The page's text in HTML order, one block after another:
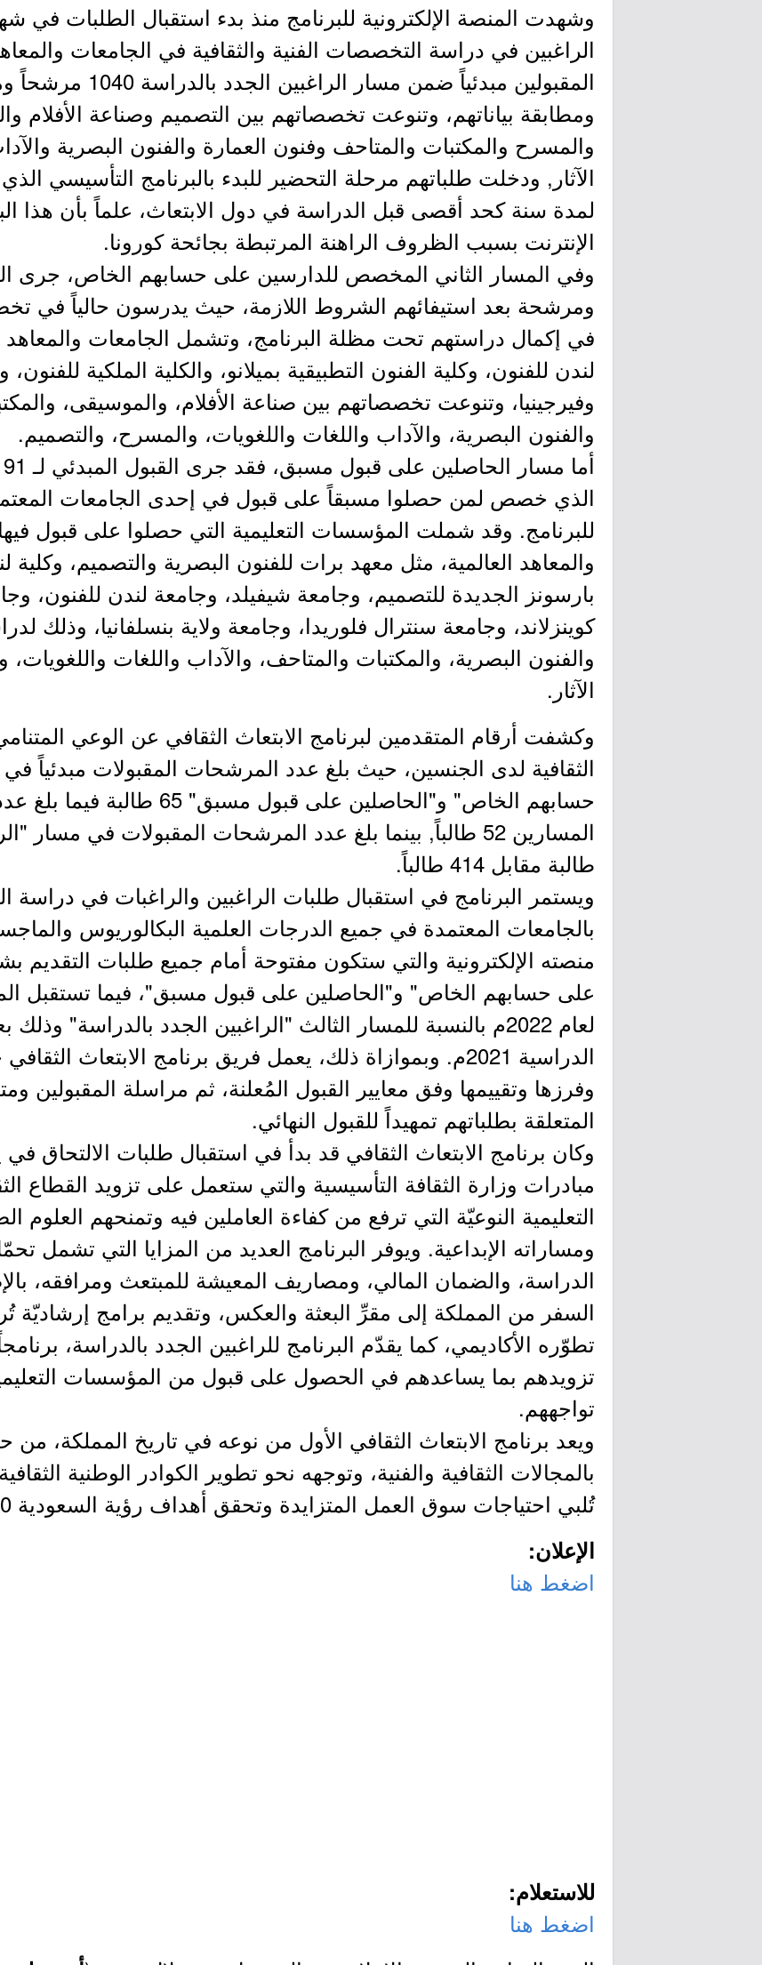
وشهدت المنصة الإلكترونية للبرنامج منذ بدء استقبال الطلبات في
الراغبين في دراسة التخصصات الفنية والثقافية في الجامعات
المقبولين مبدئياً ضمن
ومطابقة بياناتهم، وتنوعت تخصصاتهم بين التصميم وصناعة الأفلام
والمسرح والمكتبات والمتاحف وفنون العمارة والفنون البصرية
الآثار, ودخلت طلباتهم مرحلة التحضير للبدء بالبرنامج التأسيسي
لمدة سنة كحد أقصى قبل الدراسة في دول الابتعاث، علماً بأن هذا
الإنترنت بسبب الظروف الراهنة المرتبطة بجائحة كورونا.
ومرشحة بعد استيفائهم الشروط اللازمة، حيث يدرسون حالياً في
في إكمال دراستهم تحت مظلة البرنامج، وتشمل الجامعات
لندن للفنون، وكلية الفنون التطبيقية بميلانو، والكلية الملكية
وفيرجينيا، وتنوعت تخصصاتهم بين صناعة الأفلام، والموسيقى،
والفنون البصرية، والآداب واللغات واللغويات، والمسرح، والتصميم.
الذي خصص لمن حصلوا مسبقاً على قبول في إحدى الجامعات
للبرنامج. وقد شملت المؤسسات التعليمية التي حصلوا على قبول
والمعاهد العالمية، مثل معهد برات للفنون البصرية والتصميم،
بارسونز الجديدة للتصميم، وجامعة شيفيلد، وجامعة لندن للفنون،
كوينزلاند، وجامعة سنترال فلوريدا، وجامعة ولاية بنسلفانيا، وذلك
والفنون البصرية، والمكتبات والمتاحف، والآداب واللغات
الآثار.
وكشفت أرقام المتقدمين لبرنامج الابتعاث الثقافي عن الوعي
الثقافية لدى الجنسين، حيث بلغ عدد المرشحات المقبولات مبدئياً
حسابهم الخاص" و"الحاصلين على
طالبة مقابل 414 طالباً.
ويستمر البرنامج في استقبال طلبات الراغبين والراغبات في دراسة
بالجامعات المعتمدة في جميع الدرجات العلمية البكالوريوس
منصته الإلكترونية والتي ستكون مفتوحة أمام جميع طلبات
على حسابهم الخاص" و"الحاصلين على قبول مسبق"، فيما تستقبل
لعام 2022م بالنسبة للمسار الثالث "الراغبين الجدد بالدراسة"
الدراسية 2021م. وبموازاة ذلك، يعمل فريق برنامج الابتعاث
وفرزها وتقييمها وفق معايير القبول المُعلنة، ثم مراسلة المقبولين
المتعلقة بطلباتهم تمهيداً للقبول النهائي.
وكان برنامج الابتعاث الثقافي قد بدأ في استقبال طلبات الالتحاق
مبادرات وزارة الثقافة التأسيسية والتي ستعمل على تزويد القطاع
التعليمية النوعيّة التي ترفع من كفاءة العاملين فيه وتمنحهم العلوم
ومساراته الإبداعية. ويوفر البرنامج العديد من المزايا التي تشمل
الدراسة، والضمان المالي، ومصاريف المعيشة للمبتعث ومرافقه،
السفر من المملكة إلى مقرِّ البعثة والعكس، وتقديم برامج إرشاديّة
تطوّره الأكاديمي، كما يقدّم البرنامج للراغبين الجدد بالدراسة،
تزويدهم بما يساعدهم في الحصول على قبول من المؤسسات
تواجههم.
ويعد برنامج الابتعاث الثقافي الأول من نوعه في تاريخ المملكة،
بالمجالات الثقافية والفنية، وتوجهه نحو تطوير الكوادر الوطنية
تُلبي احتياجات سوق العمل المتزايدة وتحقق أهداف رؤية السعودية 2030 في جوانبها الثقافية.
الإعلان:
اضغط هنا
للاستعلام:
اضغط هنا